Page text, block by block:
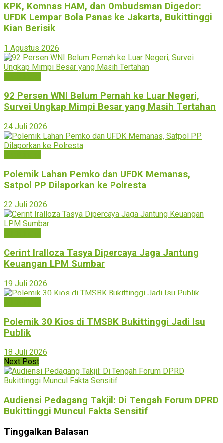
KPK, Komnas HAM, dan Ombudsman Digedor:
UFDK Lempar Bola Panas ke Jakarta, Bukittinggi
Kian Berisik
1 Agustus 2026
92 Persen WNI Belum Pernah ke Luar Negeri,
Survei Ungkap Mimpi Besar yang Masih Tertahan
24 Juli 2026
Polemik Lahan Pemko dan UFDK Memanas,
Satpol PP Dilaporkan ke Polresta
22 Juli 2026
Cerint Iralloza Tasya Dipercaya Jaga Jantung
Keuangan LPM Sumbar
19 Juli 2026
Polemik 30 Kios di TMSBK Bukittinggi Jadi Isu
Publik
18 Juli 2026
Next Post
Audiensi Pedagang Takjil: Di Tengah Forum DPRD
Bukittinggi Muncul Fakta Sensitif
Tinggalkan Balasan